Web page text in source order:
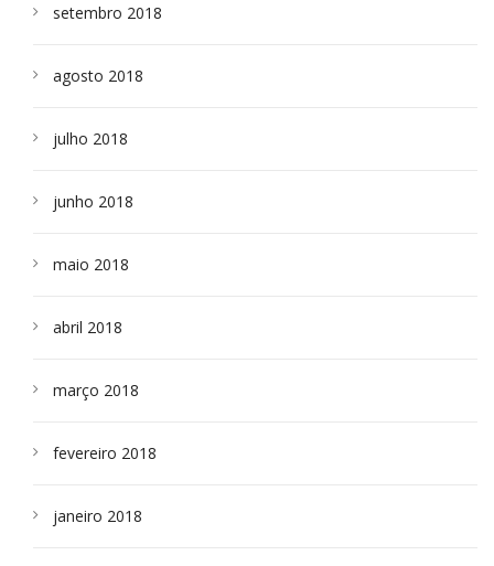
setembro 2018
agosto 2018
julho 2018
junho 2018
maio 2018
abril 2018
março 2018
fevereiro 2018
janeiro 2018